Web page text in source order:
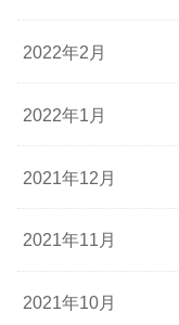
2022年2月
2022年1月
2021年12月
2021年11月
2021年10月